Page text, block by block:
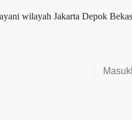
wilayah Jakarta Depok